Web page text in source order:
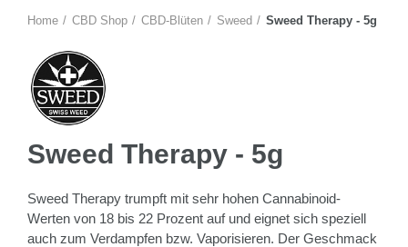
Home CBD Shop CBD-Blüten Sweed Sweed Therapy - 5g
Sweed Therapy - 5g
Sweed Therapy trumpft mit sehr hohen Cannabinoid-
Werten von 18 bis 22 Prozent auf und eignet sich speziell
auch zum Verdampfen bzw. Vaporisieren. Der Geschmack